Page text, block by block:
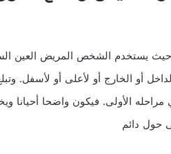
يستخدم الشخص المريض العين
أو الخارج أو لأعلى أو لأسفل.
الأولى. فيكون واضحا أحيانا
حول دائم